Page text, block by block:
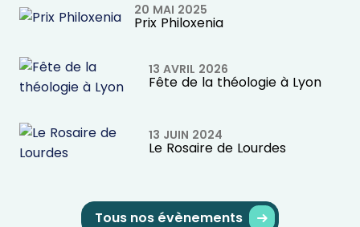
20 MAI 2025
Prix Philoxenia
13 AVRIL 2026
Fête de la théologie à Lyon
13 JUIN 2024
Le Rosaire de Lourdes
Tous nos évènements